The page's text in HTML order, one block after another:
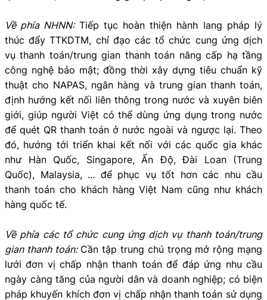
Về phía NHNN: Tiếp tục hoàn thiện hành lang pháp lý
thúc đẩy TTKDTM, chỉ đạo các tổ chức cung ứng dịch
vụ thanh toán/trung gian thanh toán nâng cấp hạ tầng
công nghệ bảo mật; đồng thời xây dựng tiêu chuẩn kỹ
thuật cho NAPAS, ngân hàng và trung gian thanh toán,
định hướng kết nối liên thông trong nước và xuyên biên
giới, giúp người Việt có thể dùng ứng dụng trong nước
để quét QR thanh toán ở nước ngoài và ngược lại. Theo
đó, hướng tới triển khai kết nối với các quốc gia khác
như Hàn Quốc, Singapore, Ấn Độ, Đài Loan (Trung
Quốc), Malaysia, ... để phục vụ tốt hơn các nhu cầu
thanh toán cho khách hàng Việt Nam cũng như khách
hàng quốc tế.
Về phía các tổ chức cung ứng dịch vụ thanh toán/trung
gian thanh toán:Cần tập trung chú trọng mở rộng mạng
lưới đơn vị chấp nhận thanh toán để đáp ứng nhu cầu
ngày càng tăng của người dân và doanh nghiệp; có biện
pháp khuyến khích đơn vị chấp nhận thanh toán sử dụng